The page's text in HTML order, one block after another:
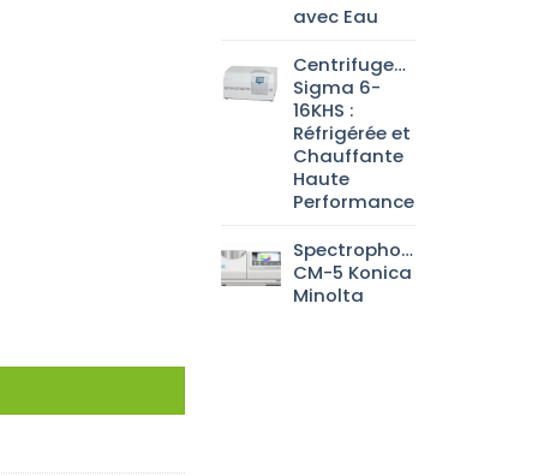
avec Eau
Centrifugeuse
Sigma 6-
16KHS :
Réfrigérée et
Chauffante
Haute
Performance
Spectrophotomètre
CM-5 Konica
Minolta